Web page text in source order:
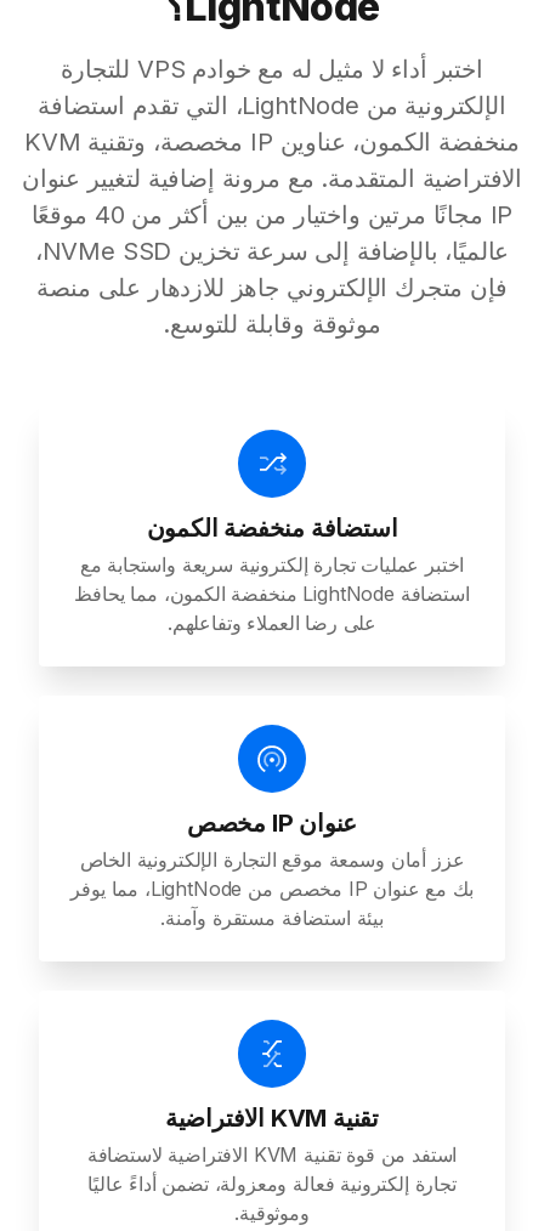
اختبر أداء لا مثيل له مع خوادم VPS للتجارة
الإلكترونية من LightNode، التي تقدم استضافة
منخفضة الكمون، عناوين IP مخصصة، وتقنية KVM
الافتراضية المتقدمة. مع مرونة إضافية لتغيير عنوان
IP مجانًا مرتين واختيار من بين أكثر من 40 موقعًا
عالميًا، بالإضافة إلى سرعة تخزين NVMe SSD،
فإن متجرك الإلكتروني جاهز للازدهار على منصة
موثوقة وقابلة للتوسع.
استضافة منخفضة الكمون
اختبر عمليات تجارة إلكترونية سريعة واستجابة مع
استضافة LightNode منخفضة الكمون، مما يحافظ
على رضا العملاء وتفاعلهم.
عنوان IP مخصص
عزز أمان وسمعة موقع التجارة الإلكترونية الخاص
بك مع عنوان IP مخصص من LightNode، مما يوفر
بيئة استضافة مستقرة وآمنة.
تقنية KVM الافتراضية
استفد من قوة تقنية KVM الافتراضية لاستضافة
تجارة إلكترونية فعالة ومعزولة، تضمن أداءً عاليًا
وموثوقية.